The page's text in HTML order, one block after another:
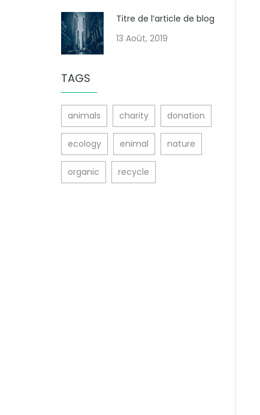
Titre de l’article de blog
13 Août, 2019
TAGS
animals charity donation
ecology enimal nature
organic recycle